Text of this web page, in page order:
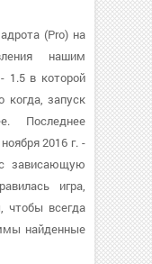
(Pro) на
нашим
1.5 в которой
когда, запуск
Последнее
2016 г. -
зависающую
игра,
чтобы всегда
найденные